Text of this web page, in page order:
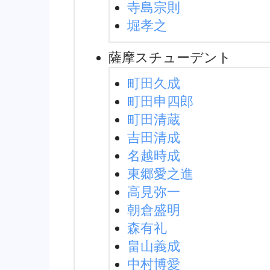
寺島宗則
堀孝之
薩摩スチューデント
町田久成
町田申四郎
町田清蔵
吉田清成
名越時成
東郷愛之進
高見弥一
朝倉盛明
森有礼
畠山義成
中村博愛